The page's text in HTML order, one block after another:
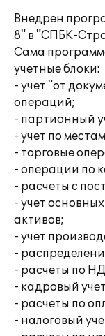
Внедрен
8" в "СПБК-
Сама
учетные блоки:
- учет "от
операций;
- партионный
- учет по
- торговые
- операции по
- расчеты с
- учет
активов;
- учет
-
- расчеты по
- кадровый
- расчеты по
- налоговый